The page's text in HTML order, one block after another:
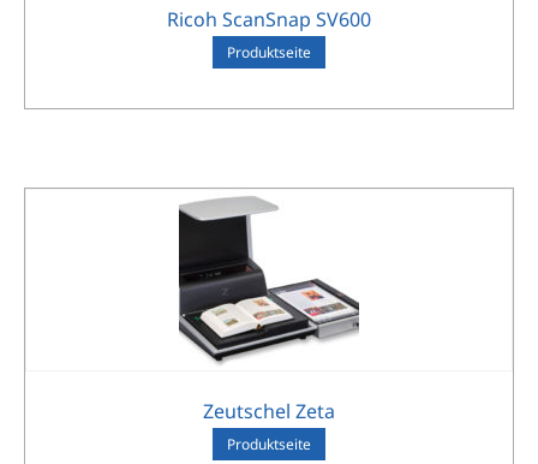
Ricoh ScanSnap SV600
Pro­dukt­sei­te
Zeutschel Zeta
Pro­dukt­sei­te